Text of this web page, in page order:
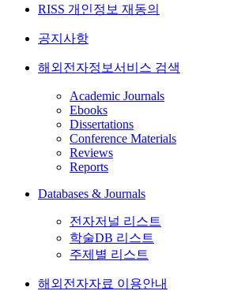
RISS 개인정보 재동의
공지사항
해외전자정보서비스 검색
Academic Journals
Ebooks
Dissertations
Conference Materials
Reviews
Reports
Databases & Journals
전자저널 리스트
학술DB 리스트
주제별 리스트
해외전자자료 이용안내